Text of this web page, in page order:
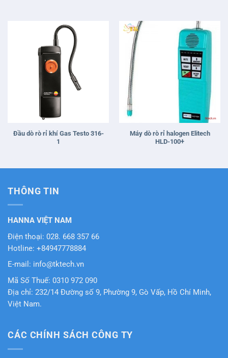
Đầu dò rò rỉ khí Gas Testo 316-
1
Máy dò rò rỉ halogen Elitech
HLD-100+
THÔNG TIN
HANNA VIỆT NAM
Điện thoại: 028. 668 357 66
Hotline: +84947778884
E-mail: info@tktech.vn
Mã Số Thuế: 0310 972 090
Địa chỉ: 232/14 Đường số 9, Phường 9, Gò Vấp, Hồ Chí Minh,
Việt Nam.
CÁC CHÍNH SÁCH CÔNG TY